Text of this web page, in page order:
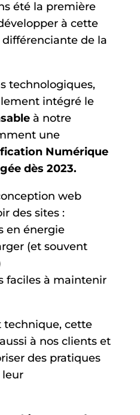
été la première
à cette
de la
technologiques,
intégré le
à notre
une
Numérique
dès 2023.
web
des sites :
en énergie
(et souvent
faciles à maintenir
technique, cette
à nos clients et
des pratiques
leur